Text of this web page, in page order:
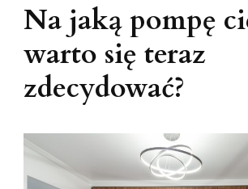
Na jaką pompę
warto się teraz
zdecydować?